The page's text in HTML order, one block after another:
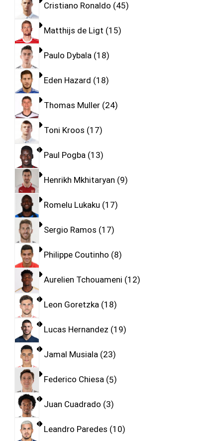
Cristiano Ronaldo 45
Matthijs de Ligt 15
Paulo Dybala 18
Eden Hazard 18
Thomas Muller 24
Toni Kroos 17
Paul Pogba 13
Henrikh Mkhitaryan 9
Romelu Lukaku 17
Sergio Ramos 17
Philippe Coutinho 8
Aurelien Tchouameni 12
Leon Goretzka 18
Lucas Hernandez 19
Jamal Musiala 23
Federico Chiesa 5
Juan Cuadrado 3
Leandro Paredes 10